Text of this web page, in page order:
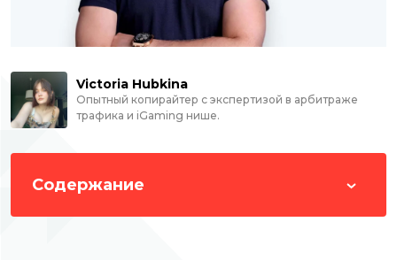
Victoria Hubkina
Опытный копирайтер с экспертизой в арбитраже
трафика и iGaming нише.
Содержание